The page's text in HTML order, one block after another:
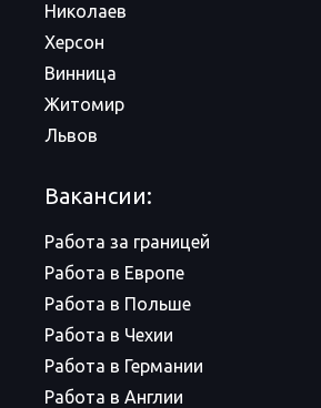
Николаев
Херсон
Винница
Житомир
Львов
Вакансии:
Работа за границей
Работа в Европе
Работа в Польше
Работа в Чехии
Работа в Германии
Работа в Англии